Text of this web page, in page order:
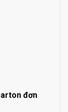
đơn